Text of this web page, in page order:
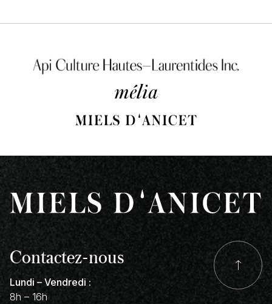
6.95$.5.91$.
Contactez-nous
Lundi – Vendredi :
8h – 16h